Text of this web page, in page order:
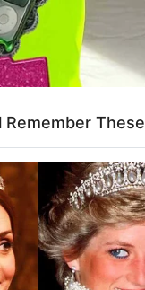
Remember These